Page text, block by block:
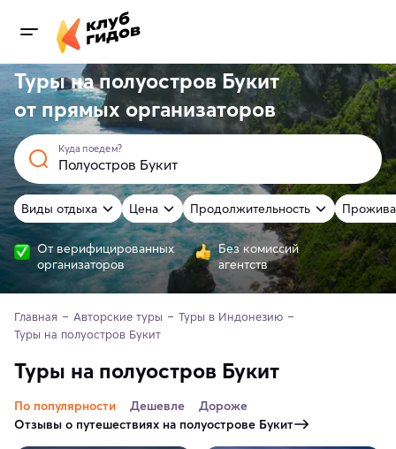
Туры на полуостров Букит
от прямых организаторов
Куда поедем?
Виды отдыха Цена Продолжительность
От верифицированных
организаторов
Без комиссий
агентств
Главная Авторские туры
Туры в Индонезию
Туры на полуостров Букит
Туры на полуостров Букит
По популярности Дешевле
Дороже
Отзывы о путешествиях на полуострове Букит